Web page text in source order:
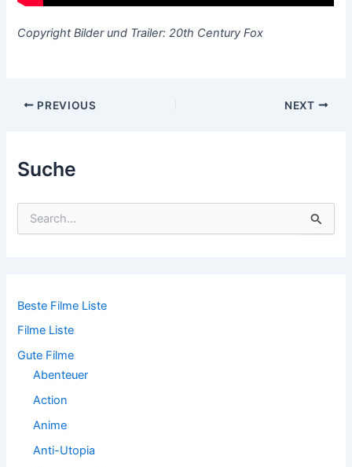
Suche
n
c
h
Beste Filme Liste
Filme Liste
Gute Filme
Abenteuer
Action
Anime
Anti-Utopia
Copyright Bilder und Trailer: 20th Century Fox
Post
PREVIOUS NEXT